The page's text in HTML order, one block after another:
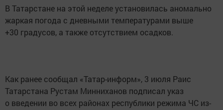
В Татарстане на этой неделе установилась аномально
жаркая погода с дневными температурами выше
+30 градусов, а также отсутствием осадков.
Как ранее сообщал «Татар-информ», 3 июля Раис
Татарстана Рустам Минниханов подписал указ
о введении во всех районах республики режима ЧС из-